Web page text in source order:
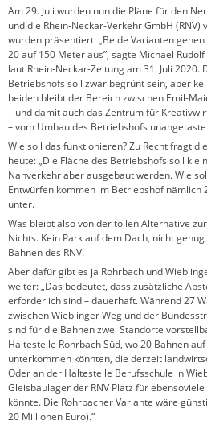
Am 29. Juli wurden nun die Pläne für den
und die Rhein-Neckar-Verkehr GmbH
wurden präsentiert. „Beide Varianten
20 auf 150 Meter aus”, sagte Michael
laut Rhein-Neckar-Zeitung am 31. Juli 2020.
Betriebshofs soll zwar begrünt sein, aber
beiden bleibt der Bereich zwischen Emil-
– und damit auch das Zentrum für
– vom Umbau des Betriebshofs
Wie soll das funktionieren? Zu Recht fragt
heute: „Die Fläche des Betriebshofs soll
Nahverkehr aber ausgebaut werden. Wie
Entwürfen kommen im Betriebshof nämlich
unter.
Was bleibt also von der tollen Alternative
Nichts. Kein Park auf dem Dach, nicht
Bahnen des RNV.
Aber dafür gibt es ja Rohrbach und
weiter: „Das bedeutet, dass zusätzliche
erforderlich sind – dauerhaft. Während 27
zwischen Wieblinger Weg und der
sind für die Bahnen zwei Standorte
Haltestelle Rohrbach Süd, wo 20 Bahnen
unterkommen könnten, die derzeit
Oder an der Haltestelle Berufsschule in
Gleisbaulager der RNV Platz für
könnte. Die Rohrbacher Variante wäre
20 Millionen Euro).”